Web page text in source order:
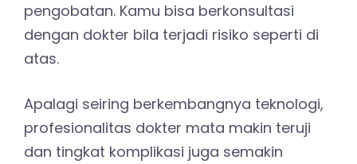
pengobatan. Kamu bisa berkonsultasi
dengan dokter bila terjadi risiko seperti di
atas.
Apalagi seiring berkembangnya teknologi,
profesionalitas dokter mata makin teruji
dan tingkat komplikasi juga semakin